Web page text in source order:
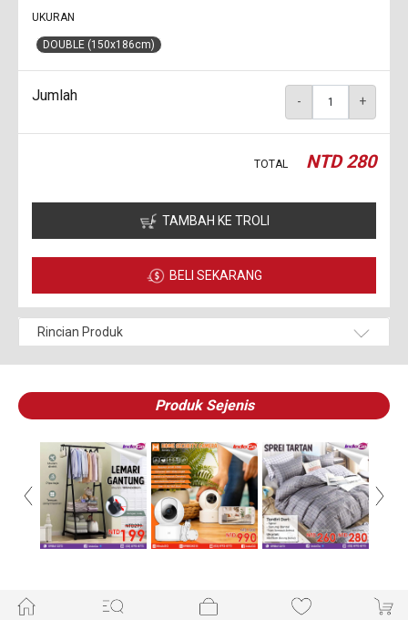
UKURAN
DOUBLE (150x186cm)
Jumlah - +
TOTAL NTD280
TAMBAH KE TROLI
BELI SEKARANG
Rincian Produk
Produk Sejenis